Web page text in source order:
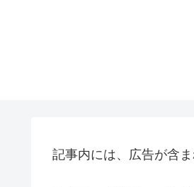
記事内には、広告が含ま